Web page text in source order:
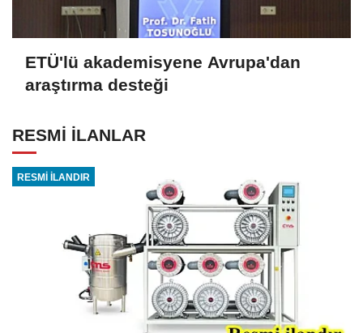
ETÜ'lü akademisyene Avrupa'dan
araştırma desteği
RESMİ İLANLAR
RESMİ İLANDIR